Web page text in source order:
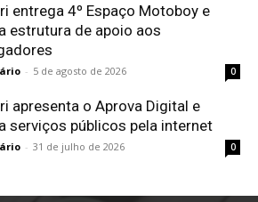
entrega 4º Espaço Motoboy e
estrutura de apoio aos
- 5 de agosto de 2026 0
apresenta o Aprova Digital e
serviços públicos pela internet
- 31 de julho de 2026 0